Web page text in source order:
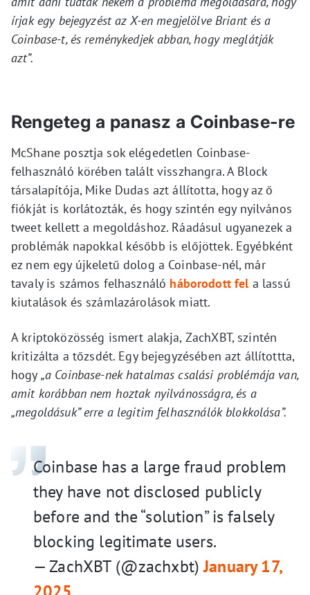
írjak egy bejegyzést az X-en megjelölve Briant és a
Coinbase-t, és reménykedjek abban, hogy meglátják
azt”.
Rengeteg a panasz a Coinbase-re
McShane posztja sok elégedetlen Coinbase-
felhasználó körében talált visszhangra. A Block
társalapítója, Mike Dudas azt állította, hogy az ő
fiókját is korlátozták, és hogy szintén egy nyilvános
tweet kellett a megoldáshoz. Ráadásul ugyanezek a
problémák napokkal később is előjöttek. Egyébként
ez nem egy újkeletű dolog a Coinbase-nél, már
tavaly is számos felhasználó háborodott fela lassú
kiutalások és számlazárolások miatt.
A kriptoközösség ismert alakja, ZachXBT, szintén
kritizálta a tőzsdét. Egy bejegyzésében azt állítottta,
hogy „a Coinbase-nek hatalmas csalási problémája van,
amit korábban nem hoztak nyilvánosságra, és a
„megoldásuk” erre a legitim felhasználók blokkolása”.
Coinbase has a large fraud problem
they have not disclosed publicly
before and the “solution” is falsely
blocking legitimate users.
— ZachXBT (@zachxbt)January 17,